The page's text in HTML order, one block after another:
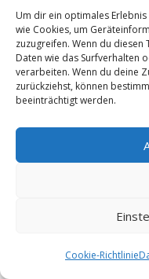
Um dir ein optimales
wie Cookies, um
zuzugreifen. Wenn du
Daten wie das Surfverhalten
verarbeiten. Wenn du deine
zurückziehst, können
beeinträchtigt werden.
Cookie-Richtlinie
Blaufelden
Heilbronn Neckar
Haßmersheim
Bad Wimpfen
Untergruppenbach
Schrozberg